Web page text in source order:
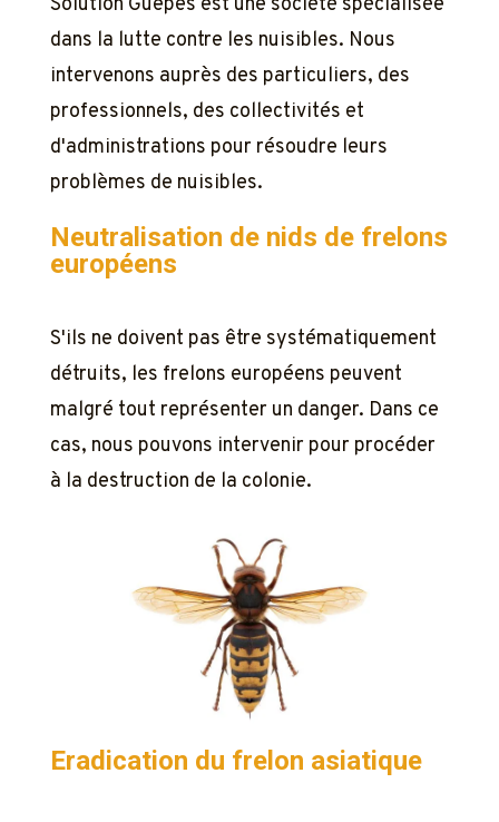
Solution Guêpes est une société spécialisée
dans la lutte contre les nuisibles. Nous
intervenons auprès des particuliers, des
professionnels, des collectivités et
d'administrations pour résoudre leurs
problèmes de nuisibles.
Neutralisation de nids de frelons
européens
S'ils ne doivent pas être systématiquement
détruits, les frelons européens peuvent
malgré tout représenter un danger. Dans ce
cas, nous pouvons intervenir pour procéder
à la destruction de la colonie.
Eradication du frelon asiatique